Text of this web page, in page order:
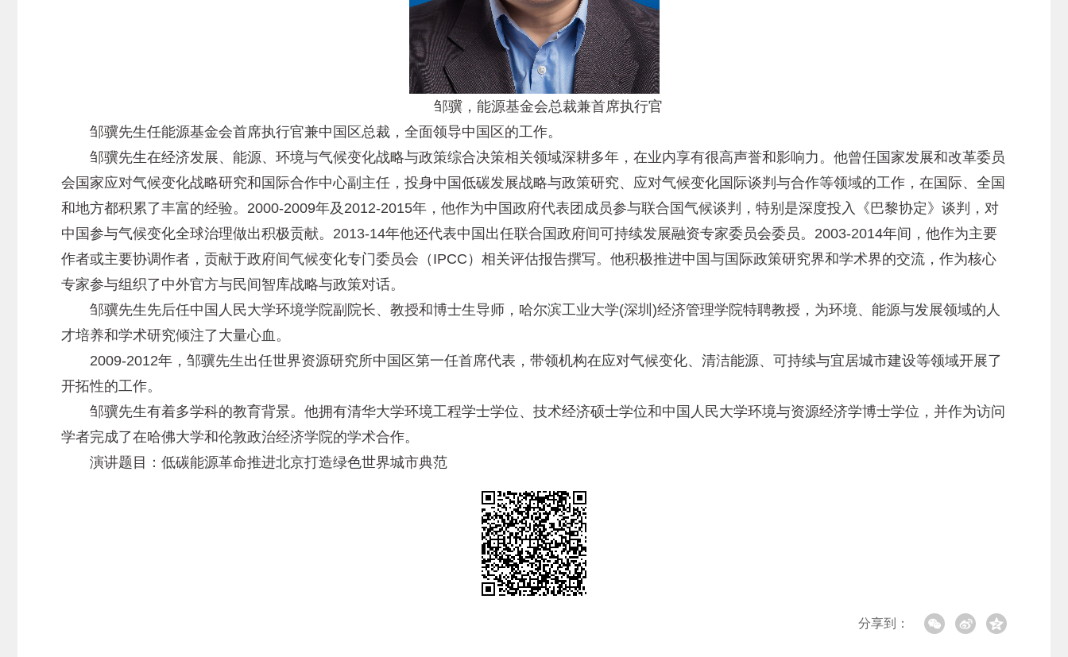
邹骥，能源基金会总裁兼首席执行官
邹骥先生任能源基金会首席执行官兼中国区总裁，全面领导中国区的工作。
邹骥先生在经济发展、能源、环境与气候变化战略与政策综合决策相关领域深耕多年，在业内享有很高声誉和影响力。他曾任国家发展和改革委员
会国家应对气候变化战略研究和国际合作中心副主任，投身中国低碳发展战略与政策研究、应对气候变化国际谈判与合作等领域的工作，在国际、全国
和地方都积累了丰富的经验。2000-2009年及2012-2015年，他作为中国政府代表团成员参与联合国气候谈判，特别是深度投入《巴黎协定》谈判，对
中国参与气候变化全球治理做出积极贡献。2013-14年他还代表中国出任联合国政府间可持续发展融资专家委员会委员。2003-2014年间，他作为主要
作者或主要协调作者，贡献于政府间气候变化专门委员会（IPCC）相关评估报告撰写。他积极推进中国与国际政策研究界和学术界的交流，作为核心
专家参与组织了中外官方与民间智库战略与政策对话。
邹骥先生先后任中国人民大学环境学院副院长、教授和博士生导师，哈尔滨工业大学(深圳)经济管理学院特聘教授，为环境、能源与发展领域的人
才培养和学术研究倾注了大量心血。
2009-2012年，邹骥先生出任世界资源研究所中国区第一任首席代表，带领机构在应对气候变化、清洁能源、可持续与宜居城市建设等领域开展了
开拓性的工作。
邹骥先生有着多学科的教育背景。他拥有清华大学环境工程学士学位、技术经济硕士学位和中国人民大学环境与资源经济学博士学位，并作为访问
学者完成了在哈佛大学和伦敦政治经济学院的学术合作。
演讲题目：低碳能源革命推进北京打造绿色世界城市典范
分享到：